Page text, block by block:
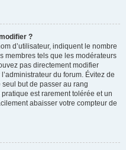
?
d’utilisateur, indiquent le nombre
membres tels que les modérateurs
pas directement modifier
du forum. Évitez de
but de passer au rang
est rarement tolérée et un
abaisser votre compteur de